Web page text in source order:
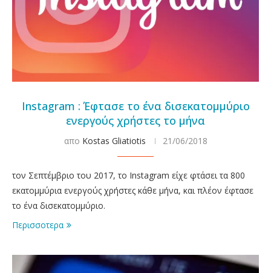
Instagram : Έφτασε το ένα δισεκατομμύριο
ενεργούς χρήστες το μήνα
απο Kostas Gliatiotis 21/06/2018
τον Σεπτέμβριο του 2017, το Instagram είχε φτάσει τα 800
εκατομμύρια ενεργούς χρήστες κάθε μήνα, και πλέον έφτασε
το ένα δισεκατομμύριο.
Περισσοτερα